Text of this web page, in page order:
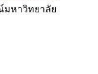
มหาวิทยาลัย